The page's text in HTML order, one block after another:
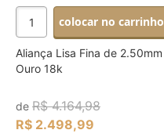
colocar no carrinho
Aliança Lisa Fina de 2.50mm
Ouro 18k
de R$ 4.164,98
R$ 2.498,99